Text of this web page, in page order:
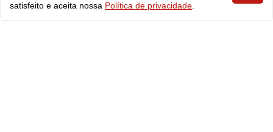
satisfeito e aceita nossa Política de privacidade